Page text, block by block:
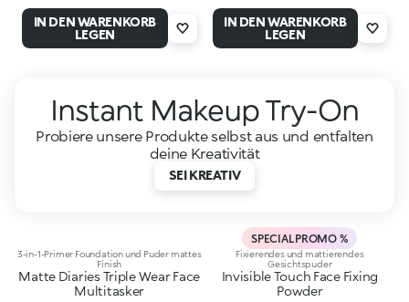
IN DEN WARENKORB
LEGEN
IN DEN WARENKORB
LEGEN
Instant Makeup Try-On
Probiere unsere Produkte selbst aus und entfalten
deine Kreativität
SEI KREATIV
3-in-1-Primer Foundation und Puder mattes
Finish
Matte Diaries Triple Wear Face
Multitasker
SPECIAL PROMO %
Fixierendes und mattierendes
Gesichtspuder
Invisible Touch Face Fixing
Powder